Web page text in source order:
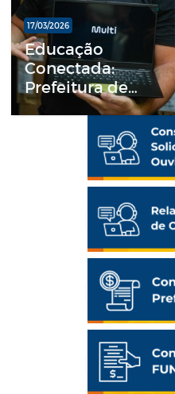
17/03/2026
Educação
Conectada:
Prefeitura de
Esperança entrega
professores da
rede municipal